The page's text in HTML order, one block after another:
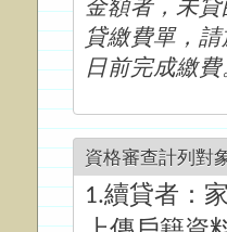
金額者，未
貸繳費單，
日前完成繳費
資格審查計列對
1.續貸者：